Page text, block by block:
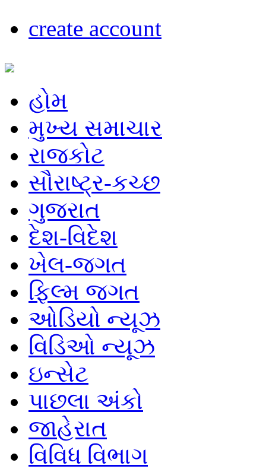
create account
હોમ
મુખ્ય સમાચાર
રાજકોટ
સૌરાષ્ટ્ર-કચ્છ
ગુજરાત
દેશ-વિદેશ
ખેલ-જગત
ફિલ્મ જગત
ઓડિયો ન્યૂઝ
વિડિઓ ન્યૂઝ
ઇન્સેટ
પાછલા અંકો
જાહેરાત
વિવિધ વિભાગ